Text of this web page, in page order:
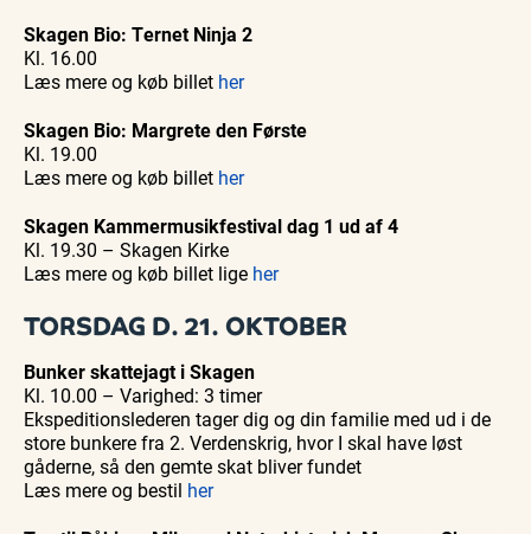
Skagen Bio: Ternet Ninja 2
Kl. 16.00
Læs mere og køb billet her
Skagen Bio: Margrete den Første
Kl. 19.00
Læs mere og køb billet her
Skagen Kammermusikfestival dag 1 ud af 4
Kl. 19.30 – Skagen Kirke
Læs mere og køb billet lige her
TORSDAG D. 21. OKTOBER
Bunker skattejagt i Skagen
Kl. 10.00 – Varighed: 3 timer
Ekspeditionslederen tager dig og din familie med ud i de
store bunkere fra 2. Verdenskrig, hvor I skal have løst
gåderne, så den gemte skat bliver fundet
Læs mere og bestil her